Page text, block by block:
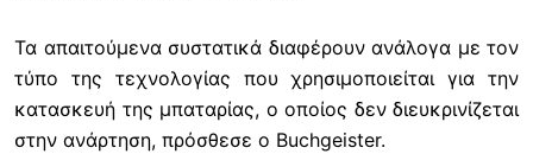
Τα απαιτούμενα συστατικά διαφέρουν ανάλογα με τον
τύπο της τεχνολογίας που χρησιμοποιείται για την
κατασκευή της μπαταρίας, ο οποίος δεν διευκρινίζεται
στην ανάρτηση, πρόσθεσε ο Buchgeister.